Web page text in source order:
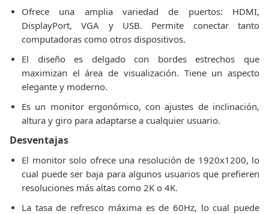
Ofrece una amplia variedad de puertos: HDMI,
DisplayPort, VGA y USB. Permite conectar tanto
computadoras como otros dispositivos.
El diseño es delgado con bordes estrechos que
maximizan el área de visualización. Tiene un aspecto
elegante y moderno.
Es un monitor ergonómico, con ajustes de inclinación,
altura y giro para adaptarse a cualquier usuario.
Desventajas
El monitor solo ofrece una resolución de 1920x1200, lo
cual puede ser baja para algunos usuarios que prefieren
resoluciones más altas como 2K o 4K.
La tasa de refresco máxima es de 60Hz, lo cual puede